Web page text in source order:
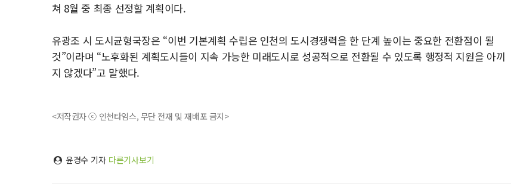
쳐 8월 중 최종 선정할 계획이다.
유광조 시 도시균형국장은 “이번 기본계획 수립은 인천의 도시경쟁력을 한 단계 높이는 중요한 전환점이 될
것”이라며 “노후화된 계획도시들이 지속 가능한 미래도시로 성공적으로 전환될 수 있도록 행정적 지원을 아끼
지 않겠다”고 말했다.
<저작권자 ⓒ 인천타임스, 무단 전재 및 재배포 금지>
윤경수 기자 다른기사보기